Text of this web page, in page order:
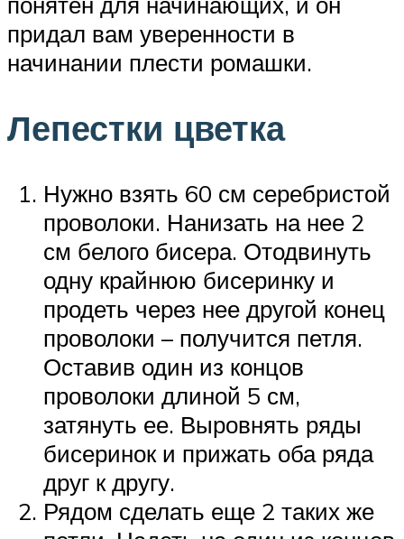
придал вам уверенности в
начинании плести ромашки.
Лепестки цветка
Нужно взять 60 см серебристой
проволоки. Нанизать на нее 2
см белого бисера. Отодвинуть
одну крайнюю бисеринку и
продеть через нее другой конец
проволоки – получится петля.
Оставив один из концов
проволоки длиной 5 см,
затянуть ее. Выровнять ряды
бисеринок и прижать оба ряда
друг к другу.
Рядом сделать еще 2 таких же